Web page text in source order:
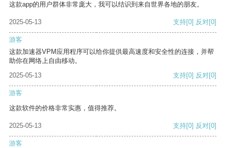
这款app的用户群体非常庞大，我可以结识到来自世界各地的朋友。
2025-05-13 支持[0] 反对[0]
游客
这款加速器VPM应用程序可以给你提供最高速度和安全性的连接，并帮
助你在网络上自由移动。
2025-05-13
支持[0] 反对[0]
游客
这款软件的价格非常实惠，值得推荐。
2025-05-13 支持[0] 反对[0]
游客